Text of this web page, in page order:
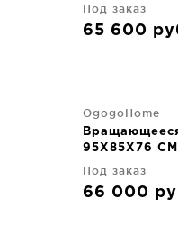
Под заказ
65 600
OgogoHome
95X85X76 CM
Под заказ
66 000